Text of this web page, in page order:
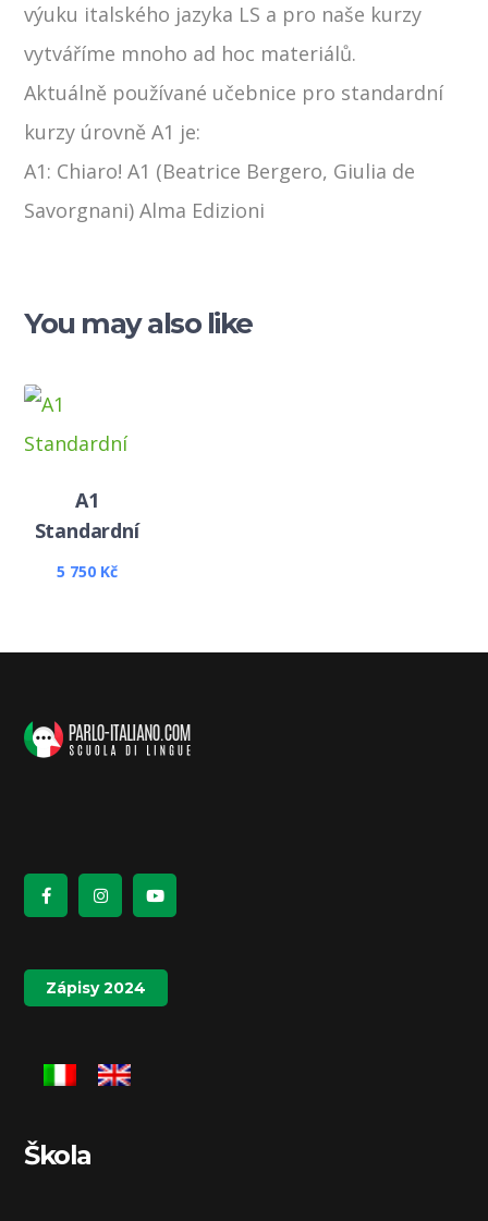
výuku italského jazyka LS a pro naše kurzy
vytváříme mnoho ad hoc materiálů.
Aktuálně používané učebnice pro standardní
kurzy úrovně A1 je:
A1: Chiaro! A1 (Beatrice Bergero, Giulia de
Savorgnani) Alma Edizioni
You may also like
A1
Standardní
5 750 Kč
více
variant.
vybrat
na
produktu
Zápisy 2024
Škola